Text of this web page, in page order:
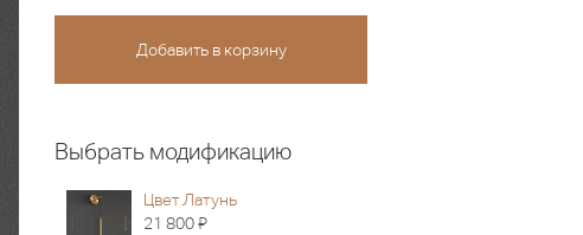
Выбрать модификацию
Цвет Латунь
21 800Я